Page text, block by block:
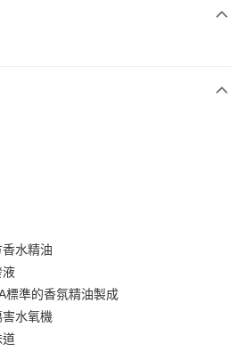
品之後才付款」的支付方式。 讓您購物簡單
，再付款。
程】
金額後，即可完成結帳。
內，點擊此簡訊中的連結，可透過四大超商／
進行付款，方視為交易完成。
取消之訂單仍視為有效，需透過AFTEE先享
先享後付 」之結帳頁面顯示為準，若有關於
欲退款等相關疑問，請聯繫「AFTEE先享後付
support/home
司提供之「AFTEE先享後付」服務完成之交
以上)免運費
水精油
液
標準的香氛精油製成
水氧機
道